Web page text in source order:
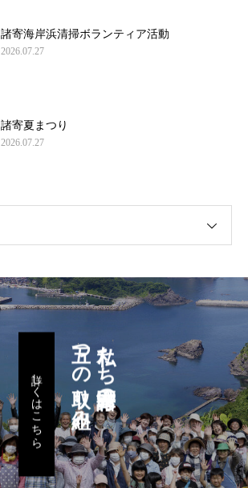
諸寄海岸浜清掃ボランティア活動
2026.07.27
諸寄夏まつり
2026.07.27
私たち諸寄区民の
五つの取り組み
詳しくはこちら